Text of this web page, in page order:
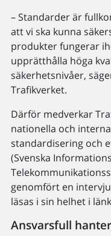
– Standarder är
att vi ska kunna
produkter fungerar
upprätthålla höga
säkerhetsnivåer,
Trafikverket.
Därför medverkar
nationella och
standardisering och
(Svenska
genomfört en
läsas i sin helhet i
Ansvarsfull